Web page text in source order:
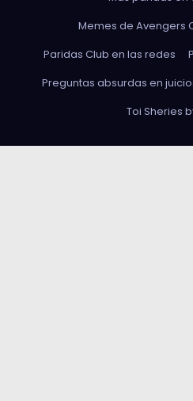
Memes de Avengers
Paridas Club en las redes
Preguntas absurdas en
Toi Sheries